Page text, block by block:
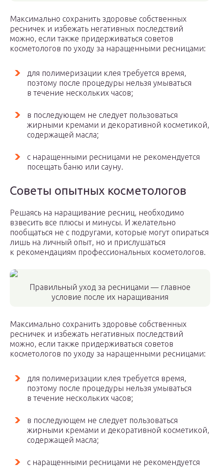
Максимально сохранить здоровье собственных
ресничек и избежать негативных последствий
можно, если также придерживаться советов
косметологов по уходу за наращенными ресницами:
для полимеризации клея требуется время,
поэтому после процедуры нельзя умываться
в течение нескольких часов;
в последующем не следует пользоваться
жирными кремами и декоративной косметикой,
содержащей масла;
с наращенными ресницами не рекомендуется
посещать баню или сауну.
Советы опытных косметологов
Решаясь на наращивание ресниц, необходимо
взвесить все плюсы и минусы. И желательно
пообщаться не с подругами, которые могут опираться
лишь на личный опыт, но и прислушаться
к рекомендациям профессиональных косметологов.
Правильный уход за ресницами — главное
условие после их наращивания
Максимально сохранить здоровье собственных
ресничек и избежать негативных последствий
можно, если также придерживаться советов
косметологов по уходу за наращенными ресницами:
для полимеризации клея требуется время,
поэтому после процедуры нельзя умываться
в течение нескольких часов;
в последующем не следует пользоваться
жирными кремами и декоративной косметикой,
содержащей масла;
с наращенными ресницами не рекомендуется